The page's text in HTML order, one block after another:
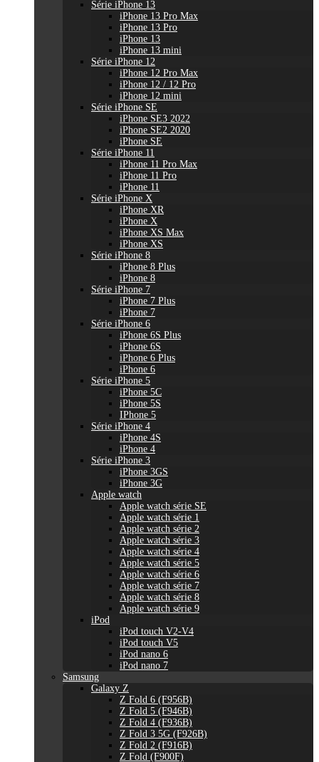
Série iPhone 13
iPhone 13 Pro Max
iPhone 13 Pro
iPhone 13
iPhone 13 mini
Série iPhone 12
iPhone 12 Pro Max
iPhone 12 / 12 Pro
iPhone 12 mini
Série iPhone SE
iPhone SE3 2022
iPhone SE2 2020
iPhone SE
Série iPhone 11
iPhone 11 Pro Max
iPhone 11 Pro
iPhone 11
Série iPhone X
iPhone XR
iPhone X
iPhone XS Max
iPhone XS
Série iPhone 8
iPhone 8 Plus
iPhone 8
Série iPhone 7
iPhone 7 Plus
iPhone 7
Série iPhone 6
iPhone 6S Plus
iPhone 6S
iPhone 6 Plus
iPhone 6
Série iPhone 5
iPhone 5C
iPhone 5S
IPhone 5
Série iPhone 4
iPhone 4S
iPhone 4
Série iPhone 3
iPhone 3GS
iPhone 3G
Apple watch
Apple watch série SE
Apple watch série 1
Apple watch série 2
Apple watch série 3
Apple watch série 4
Apple watch série 5
Apple watch série 6
Apple watch série 7
Apple watch série 8
Apple watch série 9
iPod
iPod touch V2-V4
iPod touch V5
iPod nano 6
iPod nano 7
Samsung
Galaxy Z
Z Fold 6 (F956B)
Z Fold 5 (F946B)
Z Fold 4 (F936B)
Z Fold 3 5G (F926B)
Z Fold 2 (F916B)
Z Fold (F900F)